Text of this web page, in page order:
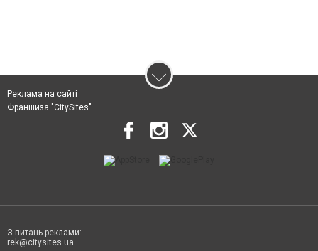
Реклама на сайті
Франшиза "CitySites"
З питань реклами:
rek@citysites.ua